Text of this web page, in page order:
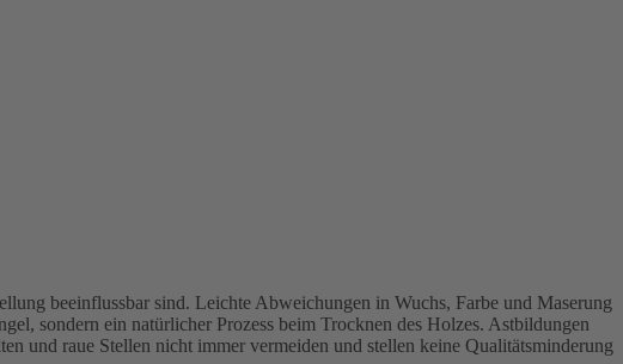
beeinflussbar sind. Leichte Abweichungen in Wuchs, Farbe und Maserung
sondern ein natürlicher Prozess beim Trocknen des Holzes. Astbildungen
und raue Stellen nicht immer vermeiden und stellen keine Qualitätsminderung